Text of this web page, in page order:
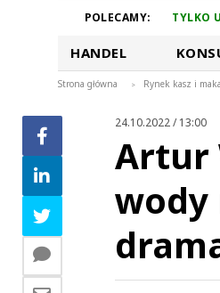
POLECAMY: TYLKO
HANDEL
Strona główna > Rynek kasz i
24.10.2022 / 13:00
Artur
wody